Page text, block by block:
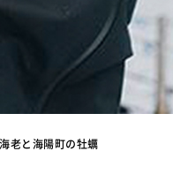
老と海陽町の牡蠣